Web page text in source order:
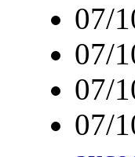
07/
07/
07/
07/